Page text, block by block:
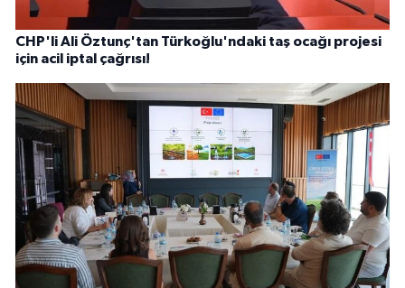
CHP'li Ali Öztunç'tan Türkoğlu'ndaki taş ocağı projesi
için acil iptal çağrısı!